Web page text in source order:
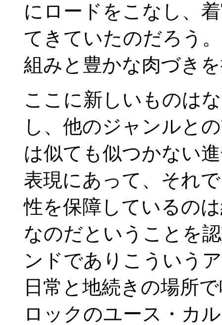
にロードをこなし、
てきていたのだろう
組みと豊かな肉づき
ここに新しいものは
し、他のジャンルと
は似ても似つかない
表現にあって、それ
性を保障しているの
なのだということを
ンドでありこういう
日常と地続きの場所
ロックのユース・カ